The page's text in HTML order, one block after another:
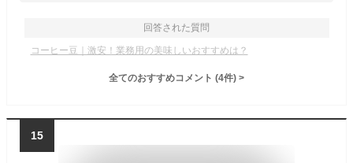
回答された質問
コーヒー豆｜激安！業務用の美味しいおすすめは？
全てのおすすめコメント (4件) >
15